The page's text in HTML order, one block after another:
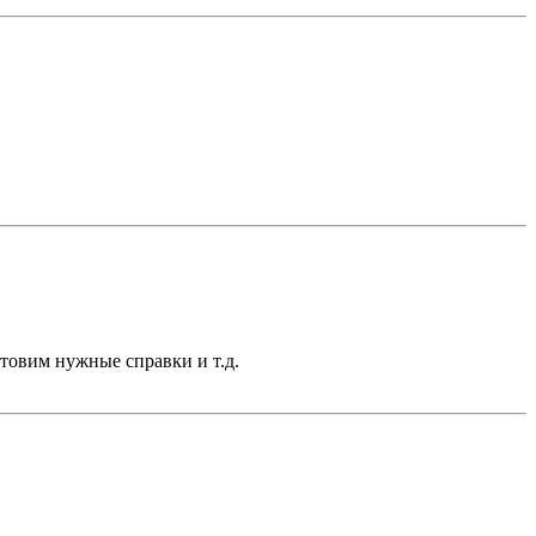
нужные справки и т.д.